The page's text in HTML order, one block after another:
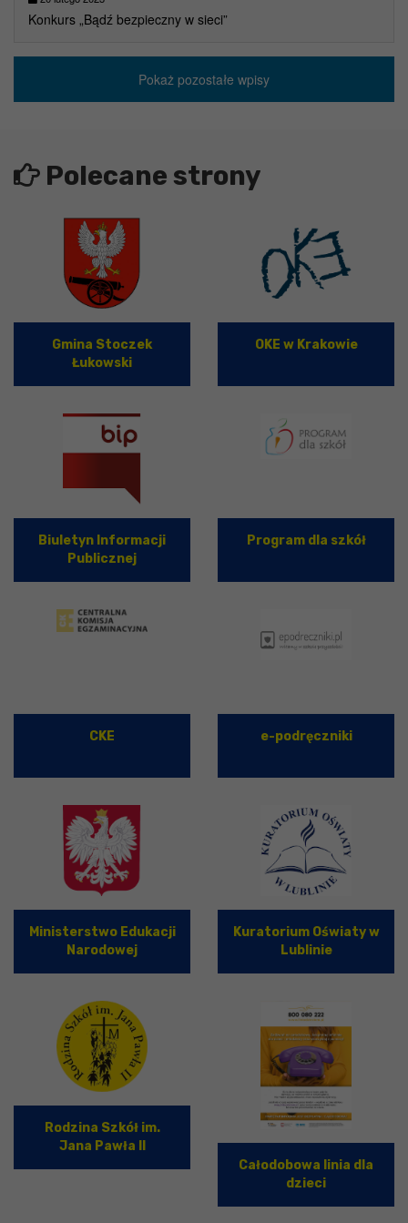
Konkurs „Bądź bezpieczny w sieci”
Pokaż pozostałe wpisy
Polecane strony
Gmina Stoczek
Łukowski
OKE w Krakowie
Biuletyn Informacji
Publicznej
Program dla szkół
CKE e-podręczniki
Ministerstwo Edukacji
Narodowej
Kuratorium Oświaty w
Lublinie
Rodzina Szkół im.
Jana Pawła II
Całodobowa linia dla
dzieci